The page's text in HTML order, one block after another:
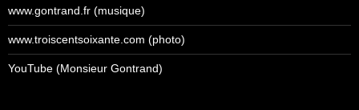
www.gontrand.fr (musique)
www.troiscentsoixante.com (photo)
YouTube (Monsieur Gontrand)